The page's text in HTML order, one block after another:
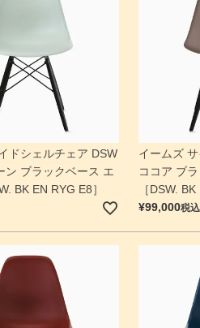
ドシェルチェア DSW
ン ブラックベース エ
BK EN RYG E8］
イームズ
ココア ブ
［DSW.
¥99,000税込
検索